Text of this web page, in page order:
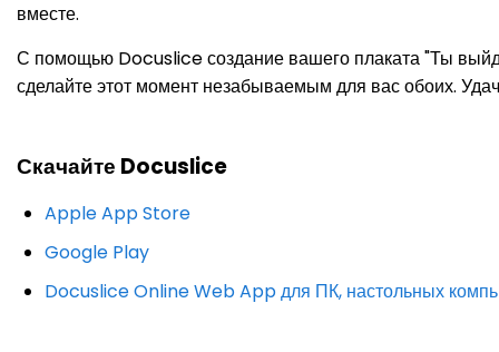
вместе.
С помощью Docuslice создание вашего плаката "Ты
сделайте этот момент незабываемым для вас обоих.
Скачайте Docuslice
Apple App Store
Google Play
Docuslice Online Web App для ПК, настольных